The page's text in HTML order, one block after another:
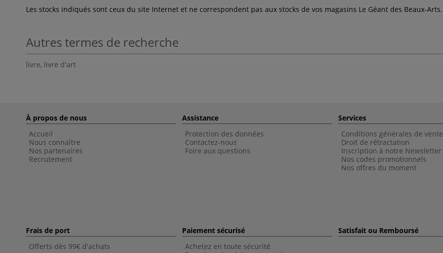
Les stocks indiqués sont ceux du site Internet et ne correspondent pas aux stocks de vos magasins Le Géant des Beaux-Arts.
Autres termes de recherche
livre, livre d'art
À propos de nous
Accueil
Nous connaître
Nos partenaires
Recrutement
Assistance
Protection des données
Contactez-nous
Foire aux questions
Services
Conditions générales de vente
Droit de rétractation
Inscription à notre Newsletter
Nos codes promotionnels
Nos offres du moment
Frais de port
Offerts dès 99€ d'achats
Paiement sécurisé
Achetez en toute sécurité
Satisfait ou Remboursé